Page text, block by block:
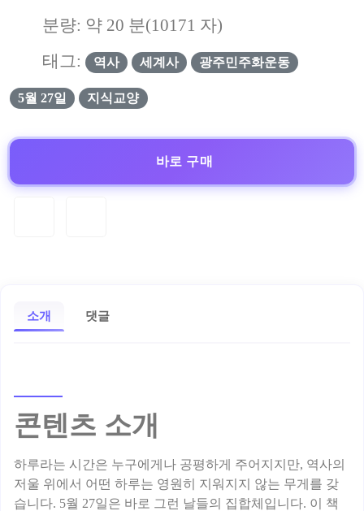
분량: 약 20 분(10171 자)
태그:
역사 세계사 광주민주화운동
5월 27일 지식교양
바로 구매
소개 댓글
콘텐츠 소개
하루라는 시간은 누구에게나 공평하게 주어지지만, 역사의
저울 위에서 어떤 하루는 영원히 지워지지 않는 무게를 갖
습니다. 5월 27일은 바로 그런 날들의 집합체입니다. 이 책